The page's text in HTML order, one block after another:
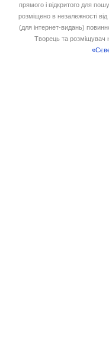
прямого і відкритого для
розміщено в незалежності
(для інтернет-видань)
Творець та розміщувач